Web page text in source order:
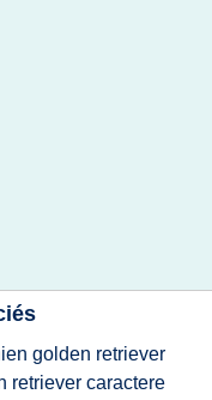
golden retriever
retriever caractere